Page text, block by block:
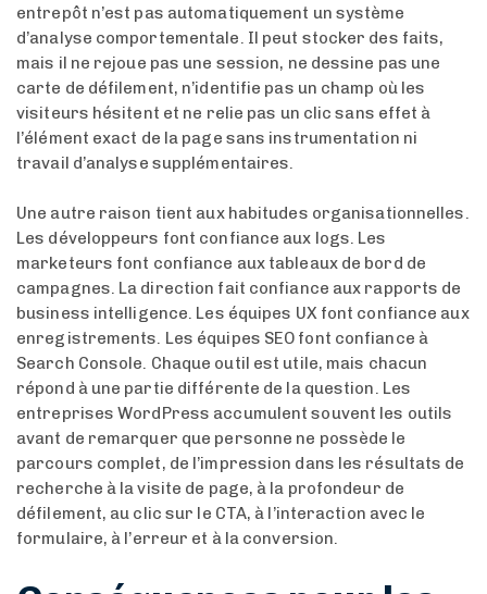
entrepôt n’est pas automatiquement un système
d’analyse comportementale. Il peut stocker des faits,
mais il ne rejoue pas une session, ne dessine pas une
carte de défilement, n’identifie pas un champ où les
visiteurs hésitent et ne relie pas un clic sans effet à
l’élément exact de la page sans instrumentation ni
travail d’analyse supplémentaires.
Une autre raison tient aux habitudes organisationnelles.
Les développeurs font confiance aux logs. Les
marketeurs font confiance aux tableaux de bord de
campagnes. La direction fait confiance aux rapports de
business intelligence. Les équipes UX font confiance aux
enregistrements. Les équipes SEO font confiance à
Search Console. Chaque outil est utile, mais chacun
répond à une partie différente de la question. Les
entreprises WordPress accumulent souvent les outils
avant de remarquer que personne ne possède le
parcours complet, de l’impression dans les résultats de
recherche à la visite de page, à la profondeur de
défilement, au clic sur le CTA, à l’interaction avec le
formulaire, à l’erreur et à la conversion.